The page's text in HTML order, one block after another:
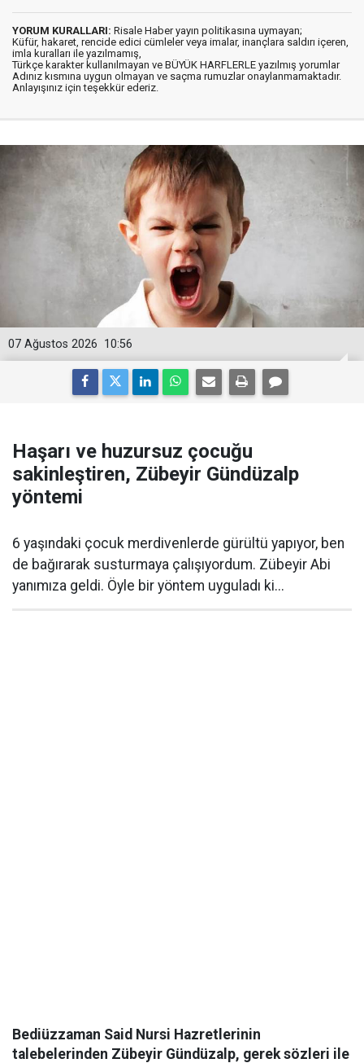
YORUM KURALLARI: Risale Haber yayın politikasına uymayan;
Küfür, hakaret, rencide edici cümleler veya imalar, inançlara saldırı içeren,
imla kuralları ile yazılmamış,
Türkçe karakter kullanılmayan ve BÜYÜK HARFLERLE yazılmış yorumlar
Adınız kısmına uygun olmayan ve saçma rumuzlar onaylanmamaktadır.
Anlayışınız için teşekkür ederiz.
10:56
07 Ağustos 2026
Haşarı ve huzursuz çocuğu
sakinleştiren, Zübeyir Gündüzalp
yöntemi
6 yaşındaki çocuk merdivenlerde gürültü yapıyor, ben
de bağırarak susturmaya çalışıyordum. Zübeyir Abi
yanımıza geldi. Öyle bir yöntem uyguladı ki...
Bediüzzaman Said Nursi Hazretlerinin
talebelerinden Zübeyir Gündüzalp, gerek sözleri ile